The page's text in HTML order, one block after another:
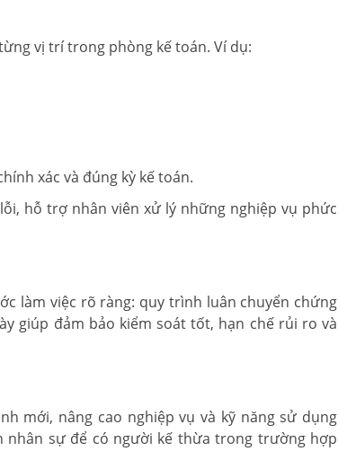
vị trí trong phòng kế toán. Ví dụ:
xác và đúng kỳ kế toán.
hỗ trợ nhân viên xử lý những nghiệp vụ phức
làm việc rõ ràng: quy trình luân chuyển chứng
giúp đảm bảo kiểm soát tốt, hạn chế rủi ro và
mới, nâng cao nghiệp vụ và kỹ năng sử dụng
sự để có người kế thừa trong trường hợp